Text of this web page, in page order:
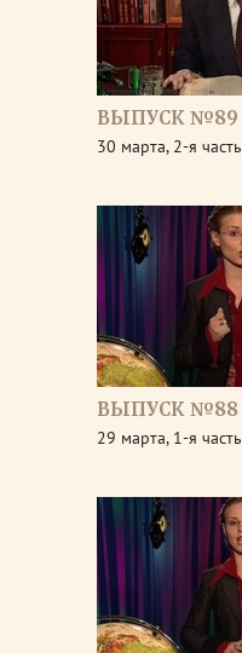
ВЫПУСК №89
30 марта, 2-я часть
ВЫПУСК №88
29 марта, 1-я часть